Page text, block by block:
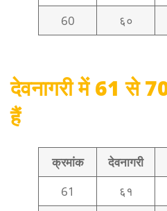
60
६०
देवनागरी में 61 से
हैं
क्रमांक देवनागरी
61
६१